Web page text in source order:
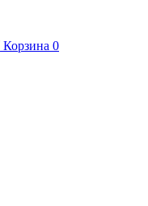
Корзина 0